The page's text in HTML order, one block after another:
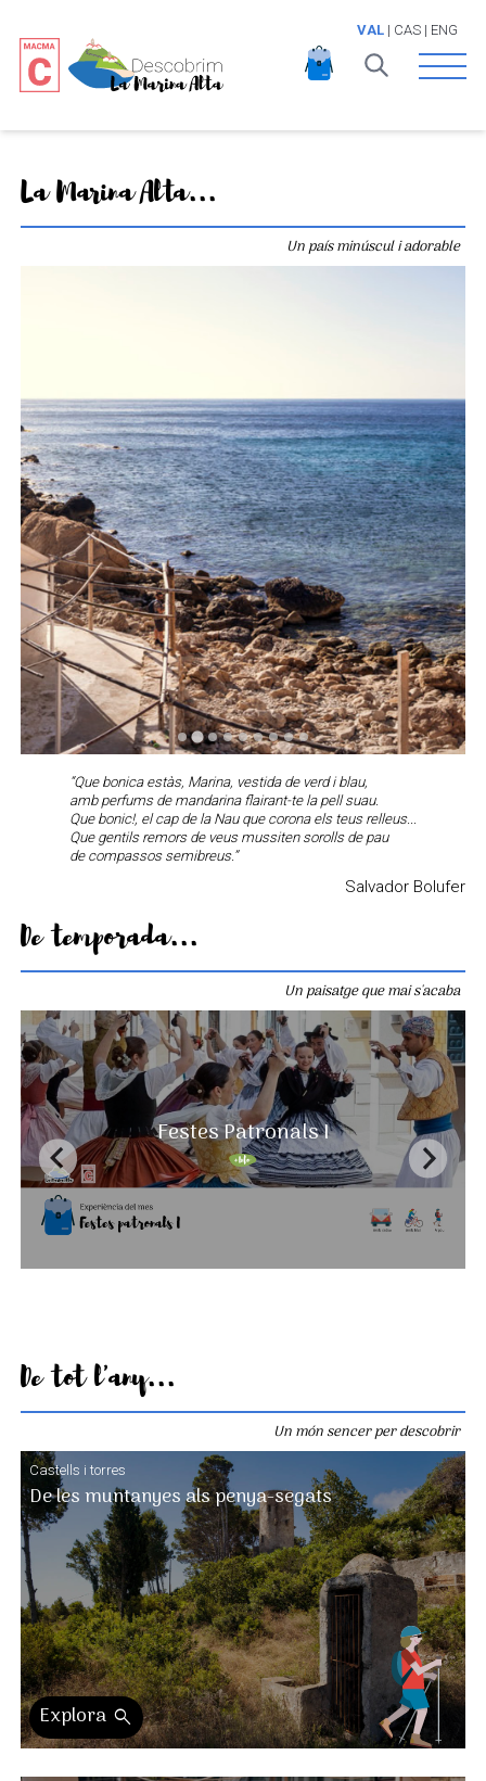
VAL| CAS| ENG
Open
La Marina Alta...
Un país minúscul i adorable
“Que bonica estàs, Marina, vestida de verd i blau,
amb perfums de mandarina flairant-te la pell suau.
Que bonic!, el cap de la Nau que corona els teus relleus...
Que gentils remors de veus mussiten sorolls de pau
de compassos semibreus.”
Salvador Bolufer
De temporada...
Un paisatge que mai s'acaba
Festes Patronals I
De tot l'any...
Un món sencer per descobrir
Castells i torres
De les muntanyes als penya-segats
Explora search